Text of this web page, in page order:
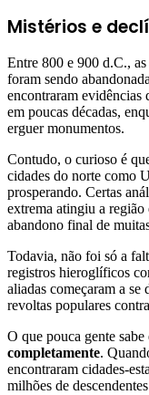
Mistérios e
Entre 800 e 900 d.C.,
foram sendo
encontraram evidências
em poucas décadas,
erguer monumentos.
Contudo, o curioso é
cidades do norte como
prosperando. Certas
extrema atingiu a
abandono final de
Todavia, não foi só a
registros hieroglíficos
aliadas começaram a
revoltas populares
O que pouca gente sabe
completamente.
encontraram cidades-
milhões de